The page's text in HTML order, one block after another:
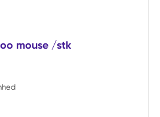
mouse /stk